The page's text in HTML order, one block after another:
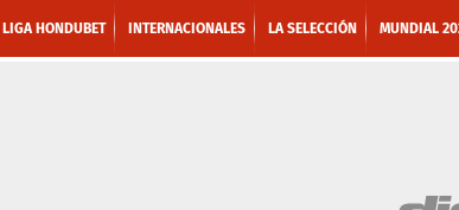
LIGA HONDUBET INTERNACIONALES LA SELECCIÓN MUNDIAL